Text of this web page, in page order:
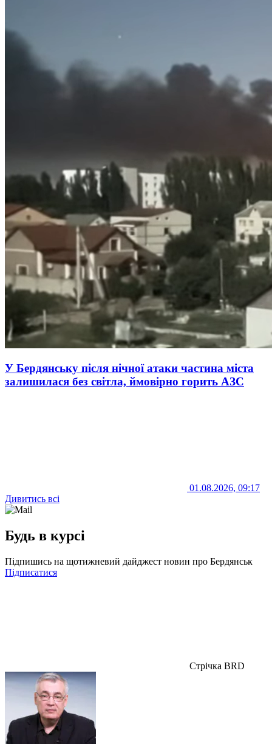
У Бердянську після нічної атаки частина міста
залишилася без світла, ймовірно горить АЗС
01.08.2026, 09:17
Дивитись всі
Будь в курсі
Підпишись на щотижневий дайджест новин про Бердянськ
Підписатися
Стрічка BRD